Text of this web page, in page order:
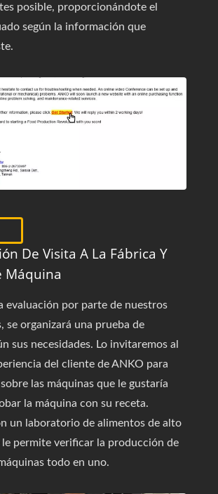
posible, proporcionándote el
según la información que
De Visita A La Fábrica Y
Máquina
evaluación por parte de nuestros
se organizará una prueba de
sus necesidades. Lo invitaremos al
del cliente de ANKO para
las máquinas que le gustaría
la máquina con su receta.
un laboratorio de alimentos de alto
le permite verificar la producción de
todo en uno.